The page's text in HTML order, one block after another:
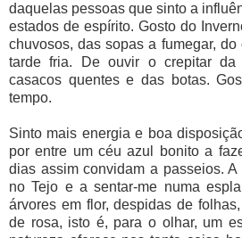
daquelas pessoas que sinto a
estados de espírito. Gosto do
chuvosos, das sopas a fumegar,
tarde fria. De ouvir o crepitar
casacos quentes e das botas.
tempo.
Sinto mais energia e boa
por entre um céu azul bonito a
dias assim convidam a passeios.
no Tejo e a sentar-me numa
árvores em flor, despidas de
de rosa, isto é, para o olhar, um